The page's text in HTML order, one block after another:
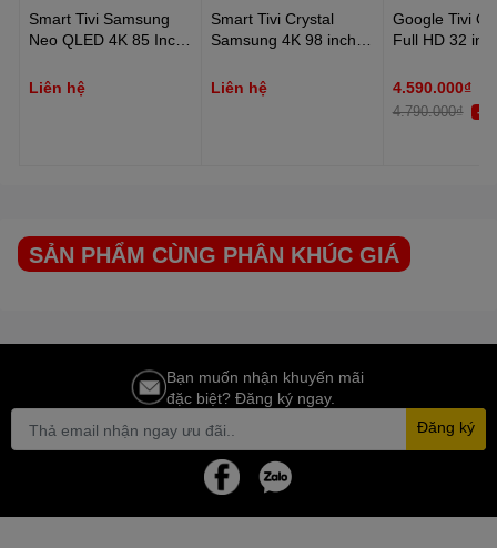
Color Booster Pro
Booster Pro giúp AI phân tích từng khung hình và tối ưu
hóa màu sắc, mang lại trải nghiệm xem sống động và chân
cm x Dày 26.7 cm – 17.1 kg
Kích thước không chân, đặt bànNgang 145.29 cm x Cao
Smart Tivi Samsung
Neo QLED 4K 85 Inch
Liên hệ
Smart Tivi Crystal
Samsung 4K 98 inch
Liên hệ
Google Tivi
Full HD 32
4.590.000₫
4.790.000₫ -
SẢN PHẨM CÙNG PHÂN KHÚC GIÁ
Bạn muốn nhận khuyến mãi
đặc biệt? Đăng ký ngay.
Đăng ký